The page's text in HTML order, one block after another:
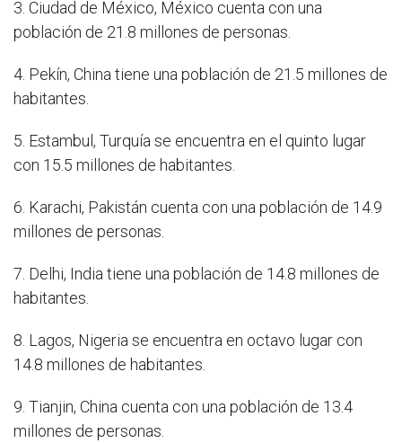
3. Ciudad de México, México cuenta con una
población de 21.8 millones de personas.
4. Pekín, China tiene una población de 21.5 millones de
habitantes.
5. Estambul, Turquía se encuentra en el quinto lugar
con 15.5 millones de habitantes.
6. Karachi, Pakistán cuenta con una población de 14.9
millones de personas.
7. Delhi, India tiene una población de 14.8 millones de
habitantes.
8. Lagos, Nigeria se encuentra en octavo lugar con
14.8 millones de habitantes.
9. Tianjin, China cuenta con una población de 13.4
millones de personas.